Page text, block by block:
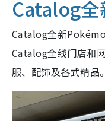
Catalog
Catalog全新
Catalog全线门店和
服、配饰及各式精品。